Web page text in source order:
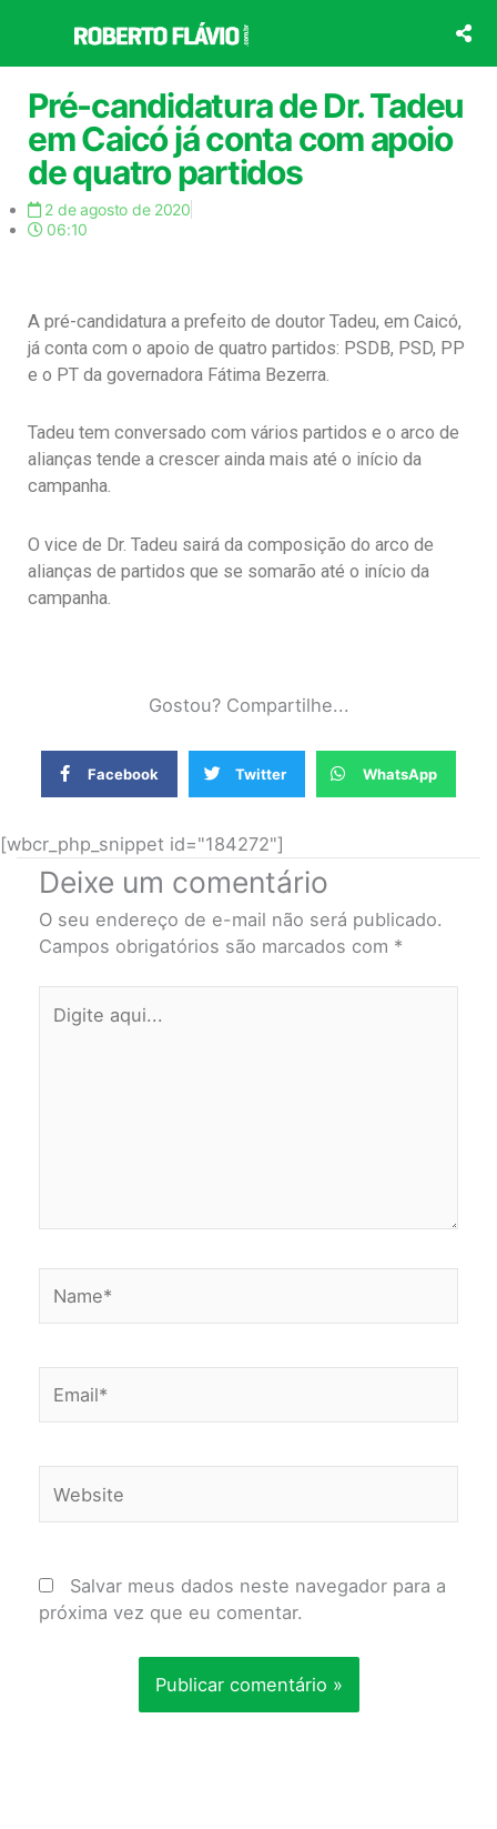
o
conteúdo
Pré-candidatura de Dr. Tadeu
em Caicó já conta com apoio
de quatro partidos
2 de agosto de 2020
06:10
A pré-candidatura a prefeito de doutor Tadeu, em Caicó,
já conta com o apoio de quatro partidos: PSDB, PSD, PP
e o PT da governadora Fátima Bezerra.
Tadeu tem conversado com vários partidos e o arco de
alianças tende a crescer ainda mais até o início da
campanha.
O vice de Dr. Tadeu sairá da composição do arco de
alianças de partidos que se somarão até o início da
campanha.
Gostou? Compartilhe...
Facebook Twitter WhatsApp
[wbcr_php_snippet id="184272"]
Deixe um comentário
O seu endereço de e-mail não será publicado.
Campos obrigatórios são marcados com *
aqui...
Salvar meus dados neste navegador para a
próxima vez que eu comentar.